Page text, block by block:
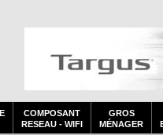
COMPOSANT
RESEAU - WIFI
GROS
MÉNAGER